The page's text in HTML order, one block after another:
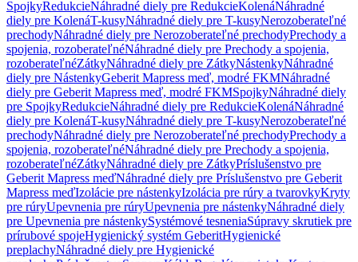
SpojkyRedukcieNáhradné diely pre RedukcieKolenáNáhradné
diely pre KolenáT-kusyNáhradné diely pre T-kusyNerozoberateľné
prechodyNáhradné diely pre Nerozoberateľné prechodyPrechody a
spojenia, rozoberateľnéNáhradné diely pre Prechody a spojenia,
rozoberateľnéZátkyNáhradné diely pre ZátkyNástenkyNáhradné
diely pre NástenkyGeberit Mapress meď, modré FKMNáhradné
diely pre Geberit Mapress meď, modré FKMSpojkyNáhradné diely
pre SpojkyRedukcieNáhradné diely pre RedukcieKolenáNáhradné
diely pre KolenáT-kusyNáhradné diely pre T-kusyNerozoberateľné
prechodyNáhradné diely pre Nerozoberateľné prechodyPrechody a
spojenia, rozoberateľnéNáhradné diely pre Prechody a spojenia,
rozoberateľnéZátkyNáhradné diely pre ZátkyPríslušenstvo pre
Geberit Mapress meďNáhradné diely pre Príslušenstvo pre Geberit
Mapress meďIzolácie pre nástenkyIzolácia pre rúry a tvarovkyKryty
pre rúryUpevnenia pre rúryUpevnenia pre nástenkyNáhradné diely
pre Upevnenia pre nástenkySystémové tesneniaSúpravy skrutiek pre
prírubové spojeHygienický systém GeberitHygienické
preplachyNáhradné diely pre Hygienické